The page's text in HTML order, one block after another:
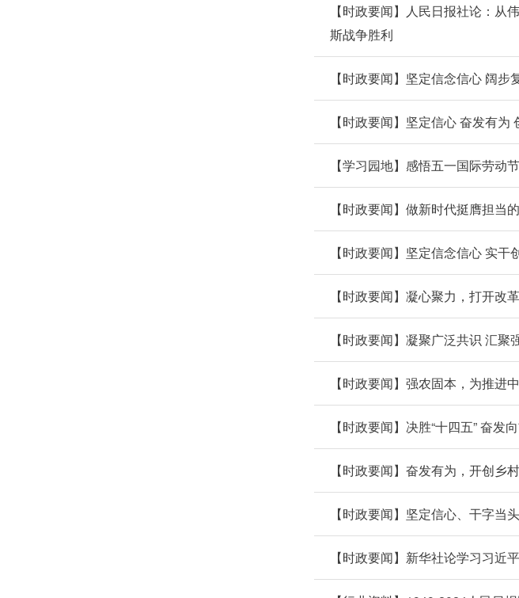
【时政要闻】人民日报社论：
斯战争胜利
【时政要闻】坚定信念信心 阔
【时政要闻】坚定信心 奋发有
【学习园地】感悟五一国际劳
【时政要闻】做新时代挺膺担当
【时政要闻】坚定信念信心 实
【时政要闻】凝心聚力，打开
【时政要闻】凝聚广泛共识 汇
【时政要闻】强农固本，为推进
【时政要闻】决胜“十四五” 奋
【时政要闻】奋发有为，开创乡
【时政要闻】坚定信心、干字当
【时政要闻】新华社论学习习